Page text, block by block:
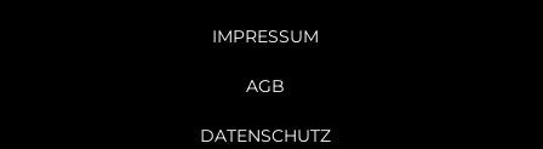
IMPRESSUM
AGB
DATENSCHUTZ